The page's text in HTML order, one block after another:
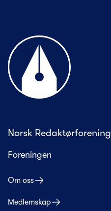
Til forsiden
Norsk Redaktørforening
Foreningen
Om oss
Medlemskap